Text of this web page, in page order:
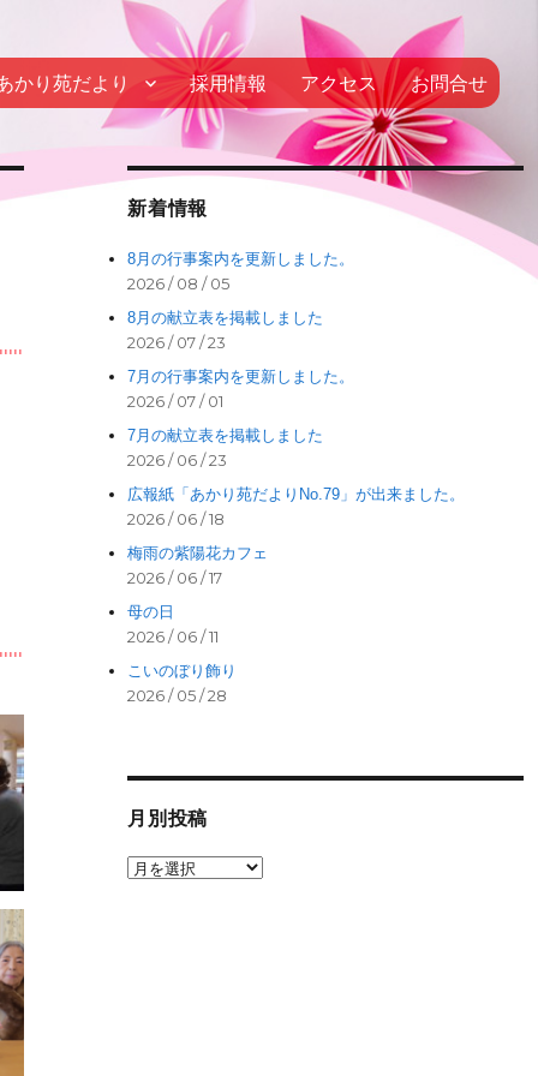
かり苑だより 採用情報 アクセス お問合せ
新着情報
8月の行事案内を更新しました。
2026 / 08 / 05
8月の献立表を掲載しました
2026 / 07 / 23
7月の行事案内を更新しました。
2026 / 07 / 01
7月の献立表を掲載しました
2026 / 06 / 23
広報紙「あかり苑だよりNo.79」が出来ました。
2026 / 06 / 18
梅雨の紫陽花カフェ
2026 / 06 / 17
母の日
2026 / 06 / 11
こいのぼり飾り
2026 / 05 / 28
月別投稿
月